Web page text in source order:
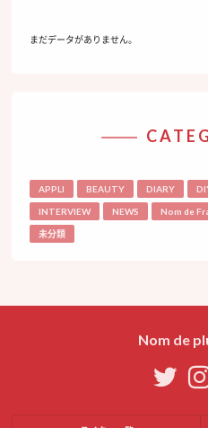
まだデータがありません。
APPLI BEAUTY DIARY
INTERVIEW NEWS Nom de
未分類
Nom de